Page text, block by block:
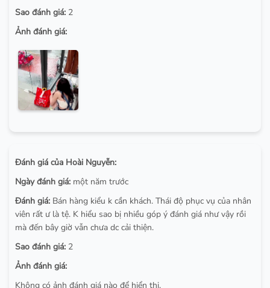
Sao đánh giá: 2
Ảnh đánh giá:
Đánh giá của Hoài Nguyễn:
Ngày đánh giá: một năm trước
Đánh giá: Bán hàng kiểu k cần khách. Thái độ phục vụ của nhân
viên rất ư là tệ. K hiểu sao bị nhiều góp ý đánh giá như vậy rồi
mà đến bây giờ vẫn chưa dc cải thiện.
Sao đánh giá: 2
Ảnh đánh giá:
Không có ảnh đánh giá nào để hiển thị.